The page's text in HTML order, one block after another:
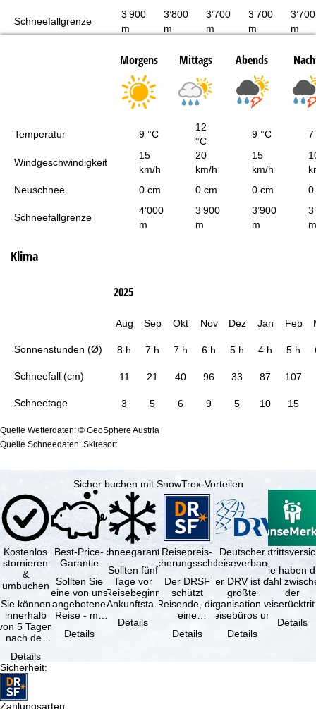
Schneefallgrenze
3’900
m
3’800
m
3’700
m
3’700
m
3’700
m
Morgens Mittags Abends
Temperatur 9 °C
12
°C
9 °C 7
Windgeschwindigkeit
15
km/h
20
km/h
15
km/h
Neuschnee
0 cm 0 cm 0 cm 0
Schneefallgrenze
4’000
m
3’900
m
3’900
m
m
Klima
Sonnenstunden (Ø)
Schneefall (cm)
Schneetage
2025
Aug Sep Okt Nov Dez Jan Feb
8 h 7 h 7 h 6 h 5 h 4 h 5 h
11 21 40 96 33 87 107
3 5 6 9 5 10 15
Quelle Wetterdaten: © GeoSphere Austria
Quelle Schneedaten: Skiresort
Sicher buchen mit SnowTrex-Vorteilen
Kostenlos
stornieren
&
umbuchen
Sie können
innerhalb
5 Tagen
nach der
kostenfrei
…
Details
Best-Price-
Garantie
Sollten Sie
eine von uns
angebotene
Reise - mit
Leistung und
Details
Schneegarantie
Sollten fünf
Tage vor
Reisebeginn
(Ankunftstag)
Schneemangel
Details
Reisepreis-
Sicherungsschein
Der DRSF
schützt
Reisende, die
eine
oder
Details
Deutscher
Reiseverband
Der DRV ist die
größte
Organisation von
Reisebüros und
Reiseveranstaltern
in …
Details
Sie haben
Wahl
der
(inklusive
Details
Sicherheit:
Zahlungsarten: